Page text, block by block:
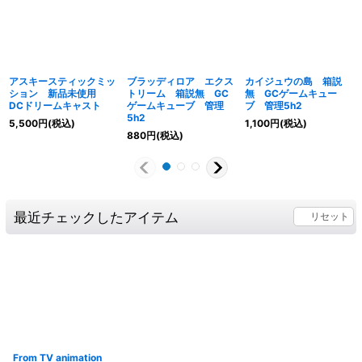
アスキースティックミッ
ション 新品未使用
DCドリームキャスト
5,500円(税込)
ブラッディロア エクス
トリーム 箱説無 GC
ゲームキューブ 管理
5h2
880円(税込)
カイジュウの島 箱説
無 GCゲームキュー
ブ 管理5h2
1,100円(税込)
最近チェックしたアイテム リセット
From TV animation